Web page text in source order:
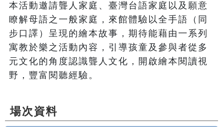
本活動邀請聾人家庭、臺灣台語家庭以及願意
瞭解母語之一般家庭，來館體驗以全手語（同
步口譯）呈現的繪本故事，期待能藉由一系列
寓教於樂之活動內容，引導孩童及參與者從多
元文化的角度認識聾人文化，開啟繪本閱讀視
場次資料